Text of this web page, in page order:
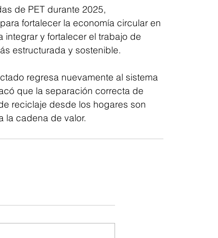
de PET durante 2025,
fortalecer la economía circular en
integrar y fortalecer el trabajo de
estructurada y sostenible.
regresa nuevamente al sistema
que la separación correcta de
reciclaje desde los hogares son
la cadena de valor.